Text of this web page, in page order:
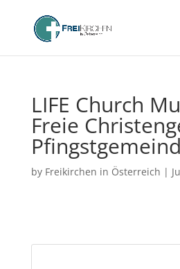
LIFE Church
Freie
by Freikirchen in Österreich |